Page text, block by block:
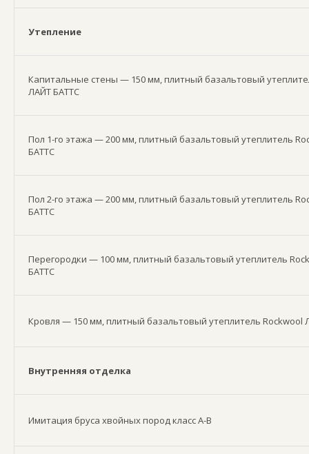
Утепление
Капитальные стены — 150 мм, плитный базальтовый
ЛАЙТ БАТТС
Пол 1-го этажа — 200 мм, плитный базальтовый утеплитель
БАТТС
Пол 2-го этажа — 200 мм, плитный базальтовый утеплитель
БАТТС
Перегородки — 100 мм, плитный базальтовый утеплитель
БАТТС
Кровля — 150 мм, плитный базальтовый утеплитель Rockwool
Внутренняя отделка
Имитация бруса хвойных пород класс А-В